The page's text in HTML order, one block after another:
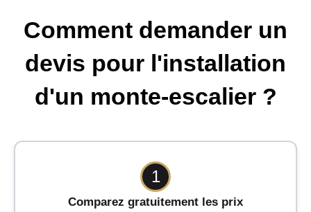
Comment demander un
devis pour l'installation
d'un monte-escalier ?
1
Comparez gratuitement les prix